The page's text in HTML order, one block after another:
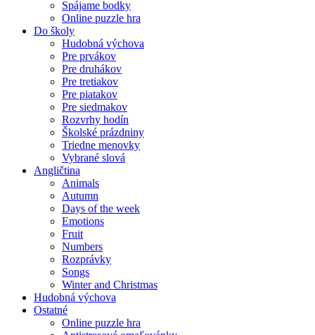
Spájame bodky
Online puzzle hra
Do školy
Hudobná výchova
Pre prvákov
Pre druhákov
Pre tretiakov
Pre piatakov
Pre siedmakov
Rozvrhy hodín
Školské prázdniny
Triedne menovky
Vybrané slová
Angličtina
Animals
Autumn
Days of the week
Emotions
Fruit
Numbers
Rozprávky
Songs
Winter and Christmas
Hudobná výchova
Ostatné
Online puzzle hra